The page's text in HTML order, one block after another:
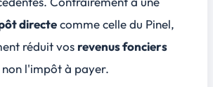
directecomme celle du Pinel,
réduit vos revenus fonciers
non l'impôt à payer.